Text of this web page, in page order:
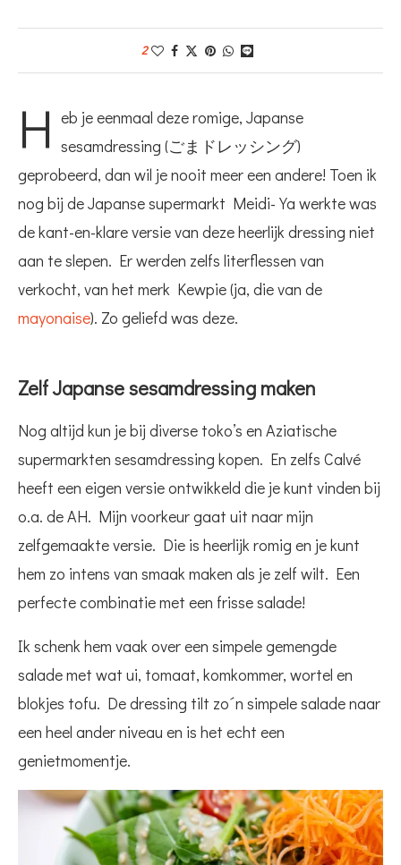
2
H eb je eenmaal deze romige, Japanse
sesamdressing (ごまドレッシング)
geprobeerd, dan wil je nooit meer een andere! Toen ik
nog bij de Japanse supermarkt Meidi-Ya werkte was
de kant-en-klare versie van deze heerlijk dressing niet
aan te slepen. Er werden zelfs literflessen van
verkocht, van het merk Kewpie (ja, die van de
mayonaise). Zo geliefd was deze.
Zelf Japanse sesamdressing maken
Nog altijd kun je bij diverse toko’s en Aziatische
supermarkten sesamdressing kopen. En zelfs Calvé
heeft een eigen versie ontwikkeld die je kunt vinden bij
o.a. de AH. Mijn voorkeur gaat uit naar mijn
zelfgemaakte versie. Die is heerlijk romig en je kunt
hem zo intens van smaak maken als je zelf wilt. Een
perfecte combinatie met een frisse salade!
Ik schenk hem vaak over een simpele gemengde
salade met wat ui, tomaat, komkommer, wortel en
blokjes tofu. De dressing tilt zo´n simpele salade naar
een heel ander niveau en is het echt een
genietmomentje.